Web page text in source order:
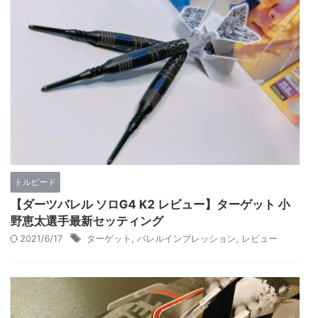
トルピード
【ダーツバレル ソロG4 K2 レビュー】ターゲット 小
野恵太選手最新セッティング
2021/6/17 ターゲット バレルインプレッション レビュー